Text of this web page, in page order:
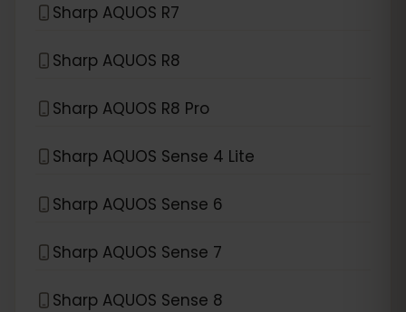
Sharp AQUOS R7
Sharp AQUOS R8
Sharp AQUOS R8 Pro
Sharp AQUOS Sense 4 Lite
Sharp AQUOS Sense 6
Sharp AQUOS Sense 7
Sharp AQUOS Sense 8